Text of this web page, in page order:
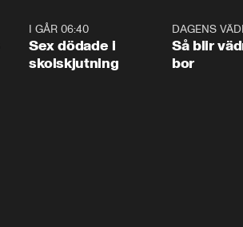
I GÅR 06:40
Sex dödade i
skolskjutning
DAGENS
Så blir
bor